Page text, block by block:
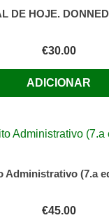
DE HOJE.
€30.00
ADICIONAR
Administrativo (7.a
€45.00